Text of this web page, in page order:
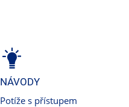
NÁVODY
Potíže s přístupem